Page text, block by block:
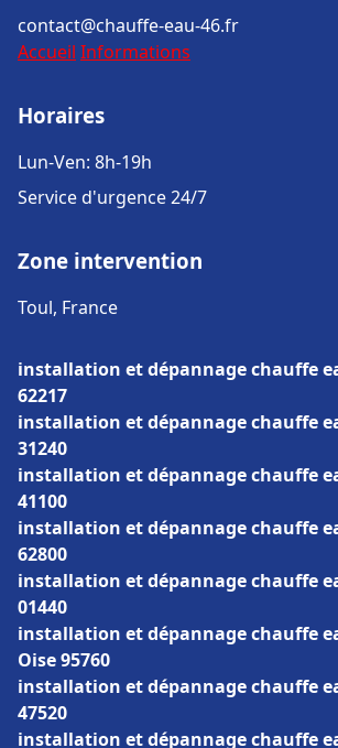
contact@chauffe-eau-46.fr
Accueil Informations
Horaires
Lun-Ven: 8h-19h
Service d'urgence 24/7
Zone intervention
Toul, France
installation et dépannage chauffe
62217
installation et dépannage chauffe
31240
installation et dépannage chauffe
41100
installation et dépannage chauffe
62800
installation et dépannage chauffe
01440
installation et dépannage chauffe
Oise 95760
installation et dépannage chauffe
47520
installation et dépannage chauffe